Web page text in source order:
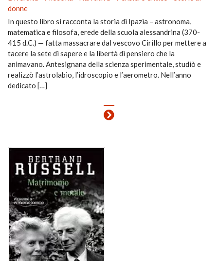
donne
In questo libro si racconta la storia di Ipazia – astronoma,
matematica e filosofa, erede della scuola alessandrina (370-
415 d.C.) — fatta massacrare dal vescovo Cirillo per mettere a
tacere la sete di sapere e la libertà di pensiero che la
animavano. Antesignana della scienza sperimentale, studiò e
realizzò l’astrolabio, l’idroscopio e l’aerometro. Nell’anno
dedicato […]